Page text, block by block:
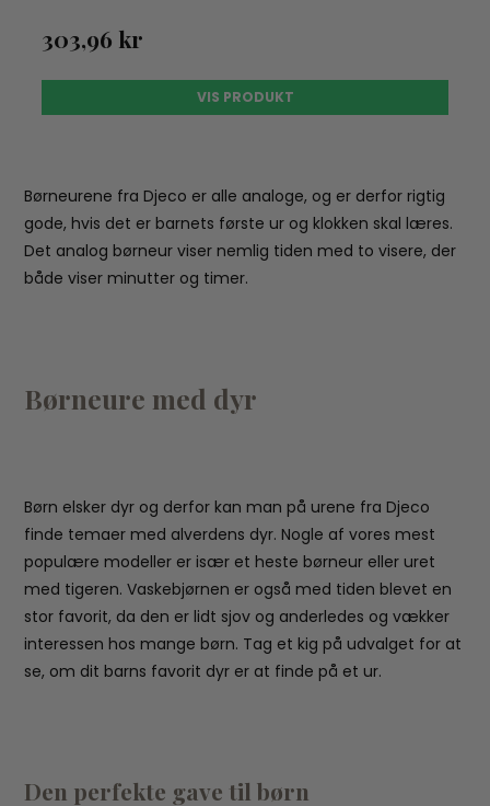
303,96 kr
VIS PRODUKT
Børneurene fra Djeco er alle analoge, og er derfor rigtig
gode, hvis det er barnets første ur og klokken skal læres.
Det analog børneur viser nemlig tiden med to visere, der
både viser minutter og timer.
Børneure med dyr
Børn elsker dyr og derfor kan man på urene fra Djeco
finde temaer med alverdens dyr. Nogle af vores mest
populære modeller er især et heste børneur eller uret
med tigeren. Vaskebjørnen er også med tiden blevet en
stor favorit, da den er lidt sjov og anderledes og vækker
interessen hos mange børn. Tag et kig på udvalget for at
se, om dit barns favorit dyr er at finde på et ur.
Den perfekte gave til børn